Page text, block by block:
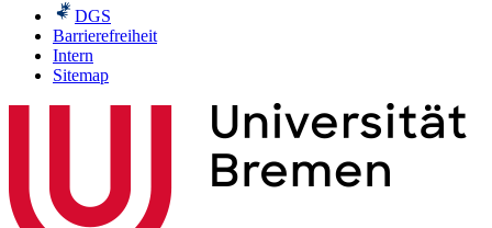
DGS
Barrierefreiheit
Intern
Sitemap